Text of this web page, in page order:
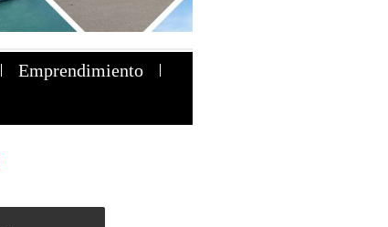
Emprendimiento